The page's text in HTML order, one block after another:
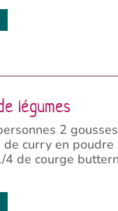
légumes
2
de curry en
4 de courge